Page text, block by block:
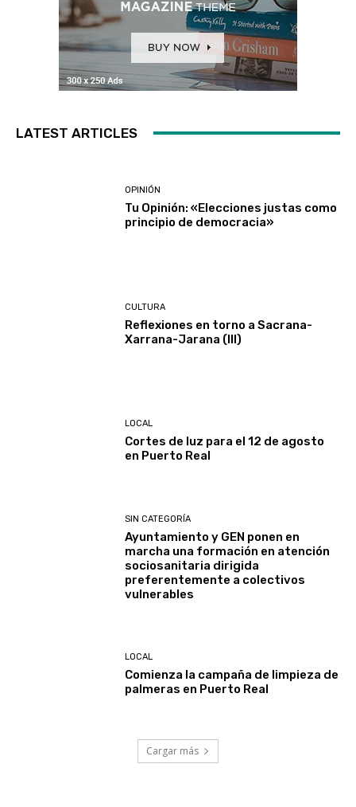
LATEST ARTICLES
OPINIÓN
Tu Opinión: «Elecciones justas como
principio de democracia»
CULTURA
Reflexiones en torno a Sacrana-
Xarrana-Jarana (III)
LOCAL
Cortes de luz para el 12 de agosto
en Puerto Real
SIN CATEGORÍA
Ayuntamiento y GEN ponen en
marcha una formación en atención
sociosanitaria dirigida
preferentemente a colectivos
vulnerables
LOCAL
Comienza la campaña de limpieza de
palmeras en Puerto Real
Cargar más